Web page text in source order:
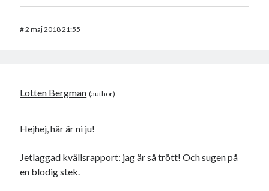
#2 maj 2018 21:55
Lotten Bergman
Hejhej, här är ni ju!
Jetlaggad kvällsrapport: jag är så trött! Och sugen på
en blodig stek.